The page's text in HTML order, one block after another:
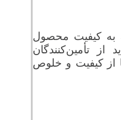
به کیفیت محصول
از تأمین‌کنندگان
از کیفیت و خلوص